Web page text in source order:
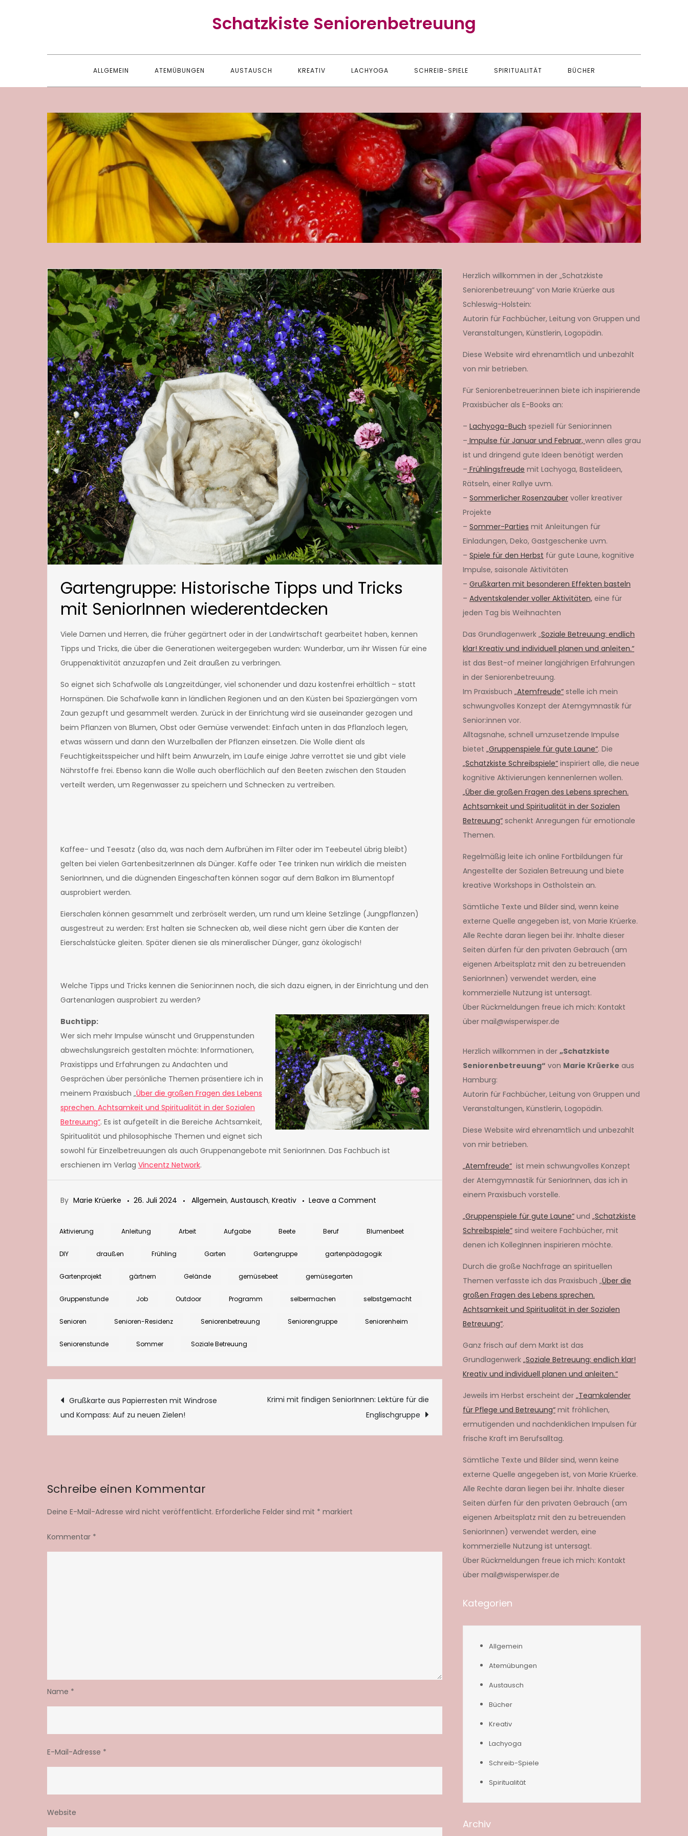
Schatzkiste Seniorenbetreuung
ALLGEMEIN ATEMÜBUNGEN AUSTAUSCH KREATIV LACHYOGA SCHREIB-SPIELE SPIRITUALITÄT BÜCHER
Gartengruppe: Historische Tipps und Tricks
mit SeniorInnen wiederentdecken
Viele Damen und Herren, die früher gegärtnert oder in der Landwirtschaft gearbeitet haben, kennen
Tipps und Tricks, die über die Generationen weitergegeben wurden: Wunderbar, um ihr Wissen für eine
Gruppenaktivität anzuzapfen und Zeit draußen zu verbringen.
So eignet sich Schafwolle als Langzeitdünger, viel schonender und dazu kostenfrei erhältlich – statt
Hornspänen. Die Schafwolle kann in ländlichen Regionen und an den Küsten bei Spaziergängen vom
Zaun gezupft und gesammelt werden. Zurück in der Einrichtung wird sie auseinander gezogen und
beim Pflanzen von Blumen, Obst oder Gemüse verwendet: Einfach unten in das Pflanzloch legen,
etwas wässern und dann den Wurzelballen der Pflanzen einsetzen. Die Wolle dient als
Feuchtigkeitsspeicher und hilft beim Anwurzeln, im Laufe einige Jahre verrottet sie und gibt viele
Nährstoffe frei. Ebenso kann die Wolle auch oberflächlich auf den Beeten zwischen den Stauden
verteilt werden, um Regenwasser zu speichern und Schnecken zu vertreiben.
Kaffee- und Teesatz (also da, was nach dem Aufbrühen im Filter oder im Teebeutel übrig bleibt)
gelten bei vielen GartenbesitzerInnen als Dünger. Kaffe oder Tee trinken nun wirklich die meisten
SeniorInnen, und die dügnenden Eingeschaften können sogar auf dem Balkon im Blumentopf
ausprobiert werden.
Eierschalen können gesammelt und zerbröselt werden, um rund um kleine Setzlinge (Jungpflanzen)
ausgestreut zu werden: Erst halten sie Schnecken ab, weil diese nicht gern über die Kanten der
Eierschalstücke gleiten. Später dienen sie als mineralischer Dünger, ganz ökologisch!
Welche Tipps und Tricks kennen die Senior:innen noch, die sich dazu eignen, in der Einrichtung und den
Gartenanlagen ausprobiert zu werden?
Buchtipp:
Wer sich mehr Impulse wünscht und Gruppenstunden
abwechslungsreich gestalten möchte: Informationen,
Praxistipps und Erfahrungen zu Andachten und
Gesprächen über persönliche Themen präsentiere ich in
meinem Praxisbuch „Über die großen Fragen des Lebens
sprechen. Achtsamkeit und Spiritualität in der Sozialen
Betreuung“. Es ist aufgeteilt in die Bereiche Achtsamkeit,
Spiritualität und philosophische Themen und eignet sich
sowohl für Einzelbetreuungen als auch Gruppenangebote mit SeniorInnen. Das Fachbuch ist
erschienen im Verlag Vincentz Network.
By Marie Krüerke 26. Juli 2024 Allgemein, Austausch, Kreativ Leave a Comment
Historische
und
SeniorInnen
Aktivierung Anleitung Arbeit Aufgabe Beete Beruf Blumenbeet
DIY draußen Frühling Garten Gartengruppe gartenpädagogik
Gartenprojekt gärtnern Gelände gemüsebeet gemüsegarten
Gruppenstunde Job Outdoor Programm selbermachen selbstgemacht
Senioren Senioren-Residenz Seniorenbetreuung Seniorengruppe Seniorenheim
Seniorenstunde Sommer Soziale Betreuung
Beitragsnavigation
Grußkarte aus Papierresten mit Windrose
und Kompass: Auf zu neuen Zielen!
Krimi mit findigen SeniorInnen: Lektüre für die
Englischgruppe
Schreibe einen Kommentar
Deine E-Mail-Adresse wird nicht veröffentlicht. Erforderliche Felder sind mit * markiert
Kommentar *
Name *
E-Mail-Adresse *
Website
Herzlich willkommen in der „Schatzkiste
Seniorenbetreuung“ von Marie Krüerke aus
Schleswig-Holstein:
Autorin für Fachbücher, Leitung von Gruppen und
Veranstaltungen, Künstlerin, Logopädin.
Diese Website wird ehrenamtlich und unbezahlt
von mir betrieben.
Für Seniorenbetreuer:innen biete ich inspirierende
Praxisbücher als E-Books an:
– Lachyoga-Buch speziell für Senior:innen
– Impulse für Januar und Februar, wenn alles grau
ist und dringend gute Ideen benötigt werden
– Frühlingsfreude mit Lachyoga, Bastelideen,
Rätseln, einer Rallye uvm.
– Sommerlicher Rosenzauber voller kreativer
Projekte
– Sommer-Parties mit Anleitungen für
Einladungen, Deko, Gastgeschenke uvm.
– Spiele für den Herbst für gute Laune, kognitive
Impulse, saisonale Aktivitäten
– Grußkarten mit besonderen Effekten basteln
– Adventskalender voller Aktivitäten, eine für
jeden Tag bis Weihnachten
Das Grundlagenwerk „Soziale Betreuung: endlich
klar! Kreativ und individuell planen und anleiten.“
ist das Best-of meiner langjährigen Erfahrungen
in der Seniorenbetreuung.
Im Praxisbuch „Atemfreude“ stelle ich mein
schwungvolles Konzept der Atemgymnastik für
Senior:innen vor.
Alltagsnahe, schnell umzusetzende Impulse
bietet „Gruppenspiele für gute Laune“. Die
„Schatzkiste Schreibspiele“ inspiriert alle, die neue
kognitive Aktivierungen kennenlernen wollen.
„Über die großen Fragen des Lebens sprechen.
Achtsamkeit und Spiritualität in der Sozialen
Betreuung“ schenkt Anregungen für emotionale
Themen.
Regelmäßig leite ich online Fortbildungen für
Angestellte der Sozialen Betreuung und biete
kreative Workshops in Ostholstein an.
Sämtliche Texte und Bilder sind, wenn keine
externe Quelle angegeben ist, von Marie Krüerke.
Alle Rechte daran liegen bei ihr. Inhalte dieser
Seiten dürfen für den privaten Gebrauch (am
eigenen Arbeitsplatz mit den zu betreuenden
SeniorInnen) verwendet werden, eine
kommerzielle Nutzung ist untersagt.
Über Rückmeldungen freue ich mich: Kontakt
über mail@wisperwisper.de
Herzlich willkommen in der „Schatzkiste
Seniorenbetreuung“ von Marie Krüerke aus
Hamburg:
Autorin für Fachbücher, Leitung von Gruppen und
Veranstaltungen, Künstlerin, Logopädin.
Diese Website wird ehrenamtlich und unbezahlt
von mir betrieben.
„Atemfreude“ ist mein schwungvolles Konzept
der Atemgymnastik für SeniorInnen, das ich in
einem Praxisbuch vorstelle.
„Gruppenspiele für gute Laune“ und „Schatzkiste
Schreibspiele“ sind weitere Fachbücher, mit
denen ich KollegInnen inspirieren möchte.
Durch die große Nachfrage an spirituellen
Themen verfasste ich das Praxisbuch „Über die
großen Fragen des Lebens sprechen.
Achtsamkeit und Spiritualität in der Sozialen
Betreuung“.
Ganz frisch auf dem Markt ist das
Grundlagenwerk „Soziale Betreuung: endlich klar!
Kreativ und individuell planen und anleiten.“
Jeweils im Herbst erscheint der „Teamkalender
für Pflege und Betreuung“ mit fröhlichen,
ermutigenden und nachdenklichen Impulsen für
frische Kraft im Berufsalltag.
Sämtliche Texte und Bilder sind, wenn keine
externe Quelle angegeben ist, von Marie Krüerke.
Alle Rechte daran liegen bei ihr. Inhalte dieser
Seiten dürfen für den privaten Gebrauch (am
eigenen Arbeitsplatz mit den zu betreuenden
SeniorInnen) verwendet werden, eine
kommerzielle Nutzung ist untersagt.
Über Rückmeldungen freue ich mich: Kontakt
über mail@wisperwisper.de
Kategorien
Allgemein
Atemübungen
Austausch
Bücher
Kreativ
Lachyoga
Schreib-Spiele
Spiritualität
Archiv